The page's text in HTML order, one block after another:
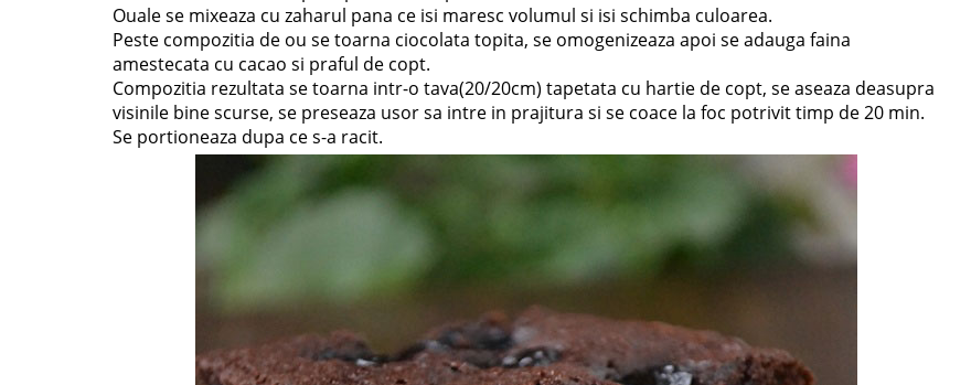
Ouale se mixeaza cu zaharul pana ce isi maresc volumul si isi schimba culoarea.
Peste compozitia de ou se toarna ciocolata topita, se omogenizeaza apoi se adauga faina
amestecata cu cacao si praful de copt.
Compozitia rezultata se toarna intr-o tava(20/20cm) tapetata cu hartie de copt, se aseaza deasupra
visinile bine scurse, se preseaza usor sa intre in prajitura si se coace la foc potrivit timp de 20 min.
Se portioneaza dupa ce s-a racit.